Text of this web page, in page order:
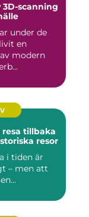
3D-scanning
under de
en
modern
tillbaka
resor
i tiden är
– men att